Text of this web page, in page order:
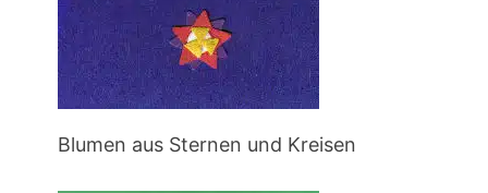
Blumen aus Sternen und Kreisen